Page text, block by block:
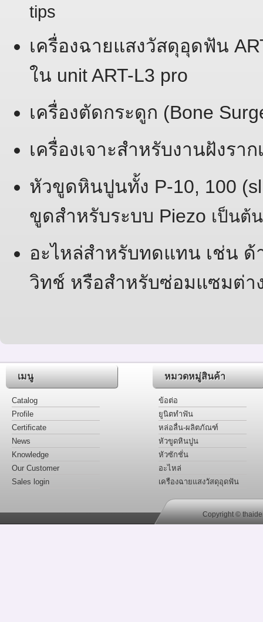
tips
เครื่องฉายแสงวัสดุอุดฟัน
ใน unit ART-L3 pro
เครื่องตัดกระดูก (Bone
เครื่องเจาะสำหรับงานฝังรา
หัวขูดหินปูนทั้ง P-10, 100
ขูดสำหรับระบบ Piezo เป็นต้น
อะไหล่สำหรับทดแทน เช่น
วิทช์ หรือสำหรับซ่อมแซมต่า
เมนู
Catalog
Profile
Certificate
News
Knowledge
Our Customer
Sales login
หมวดหมู่สินค้า
ข้อต่อ
ยูนิตทำฟัน
หล่อลื่น-ผลิตภัณฑ์
หัวขูดหินปูน
หัวซักชั่น
อะไหล่
เครืองฉายแสงวัสดุอุดฟัน
Copyright ©